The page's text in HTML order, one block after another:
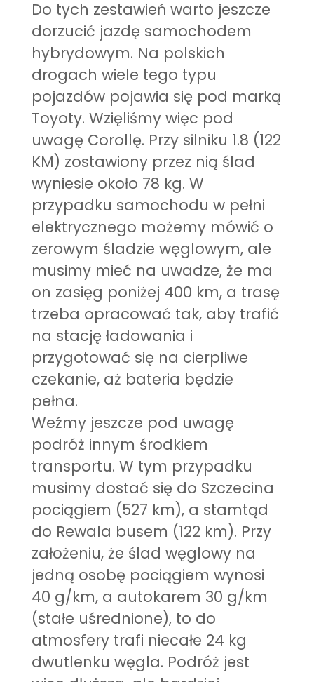
Do tych zestawień warto jeszcze
dorzucić jazdę samochodem
hybrydowym. Na polskich
drogach wiele tego typu
pojazdów pojawia się pod marką
Toyoty. Wzięliśmy więc pod
uwagę Corollę. Przy silniku 1.8 (122
KM) zostawiony przez nią ślad
wyniesie około 78 kg. W
przypadku samochodu w pełni
elektrycznego możemy mówić o
zerowym śladzie węglowym, ale
musimy mieć na uwadze, że ma
on zasięg poniżej 400 km, a trasę
trzeba opracować tak, aby trafić
na stację ładowania i
przygotować się na cierpliwe
czekanie, aż bateria będzie
pełna.
Weźmy jeszcze pod uwagę
podróż innym środkiem
transportu. W tym przypadku
musimy dostać się do Szczecina
pociągiem (527 km), a stamtąd
do Rewala busem (122 km). Przy
założeniu, że ślad węglowy na
jedną osobę pociągiem wynosi
40 g/km, a autokarem 30 g/km
(stałe uśrednione), to do
atmosfery trafi niecałe 24 kg
dwutlenku węgla. Podróż jest